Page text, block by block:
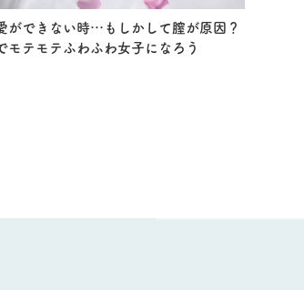
ができない時…もしかして膣が原因？
モテモテふわふわ女子になろう